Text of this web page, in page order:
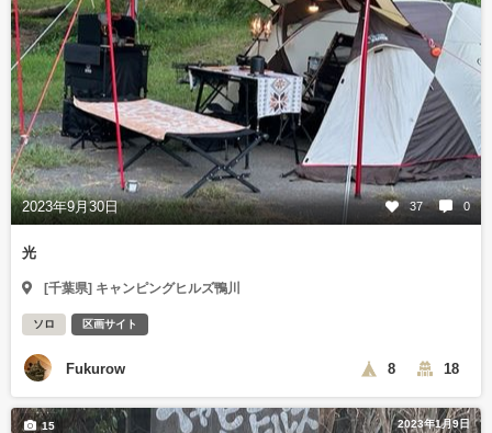
2023年9月30日 37 0
光
[千葉県] キャンピングヒルズ鴨川
ソロ 区画サイト
Fukurow 8 18
2023年1月9日
15